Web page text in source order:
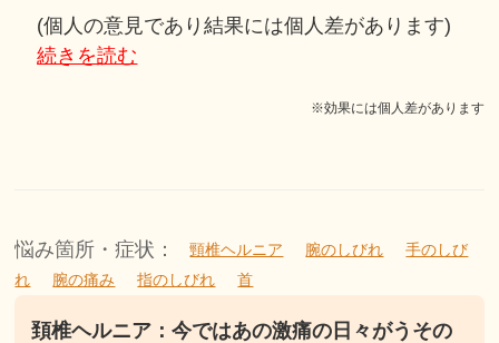
(個人の意見であり結果には個人差があります)
続きを読む
※効果には個人差があります
悩み箇所・症状： 頸椎ヘルニア 腕のしびれ
手のしび
れ
腕の痛み 指のしびれ 首
頚椎ヘルニア：今ではあの激痛の日々がうその